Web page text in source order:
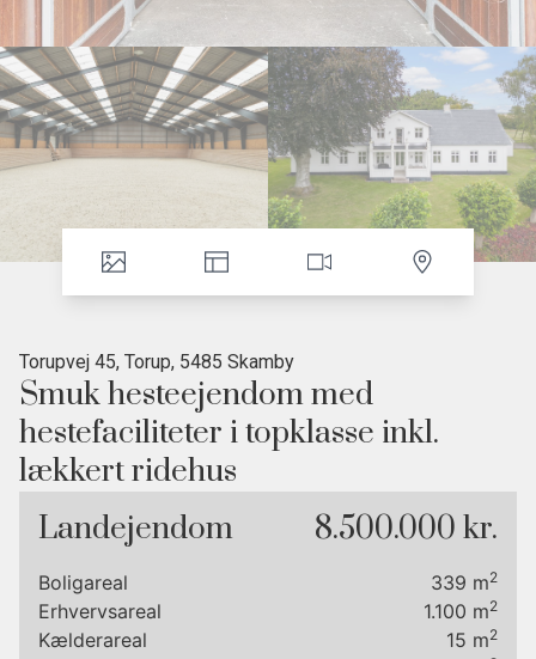
Torupvej 45, Torup, 5485 Skamby
Smuk hesteejendom med
hestefaciliteter i topklasse inkl.
lækkert ridehus
• Ejendommen er renoveret i 2020
• Hestestald med ti bokse
• Ridebane i de rigtige mål
Landejendom 8.500.000 kr.
Boligareal 339 m2
Erhvervsareal 1.100 m2
Kælderareal 15 m2